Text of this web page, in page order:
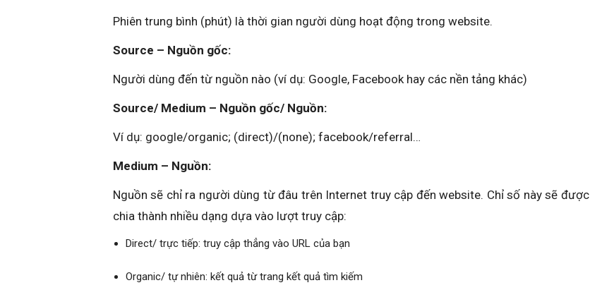
Phiên trung bình (phút) là thời gian người dùng hoạt động trong website.
Source – Nguồn gốc:
Người dùng đến từ nguồn nào (ví dụ: Google, Facebook hay các nền tảng khác)
Source/ Medium – Nguồn gốc/ Nguồn:
Ví dụ: google/organic; (direct)/(none); facebook/referral…
Medium – Nguồn:
Nguồn sẽ chỉ ra người dùng từ đâu trên Internet truy cập đến website. Chỉ số này sẽ được
chia thành nhiều dạng dựa vào lượt truy cập:
Direct/ trực tiếp: truy cập thẳng vào URL của bạn
Organic/ tự nhiên: kết quả từ trang kết quả tìm kiếm